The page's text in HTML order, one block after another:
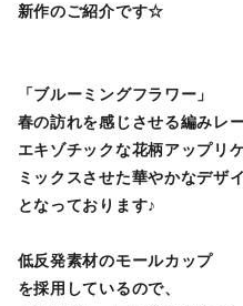
新作のご紹介です☆
「ブルーミングフラワー」
春の訪れを感じさせる編みレ
エキゾチックな花柄アップリ
ミックスさせた華やかなデザ
となっております♪
低反発素材のモールカップ
を採用しているので、